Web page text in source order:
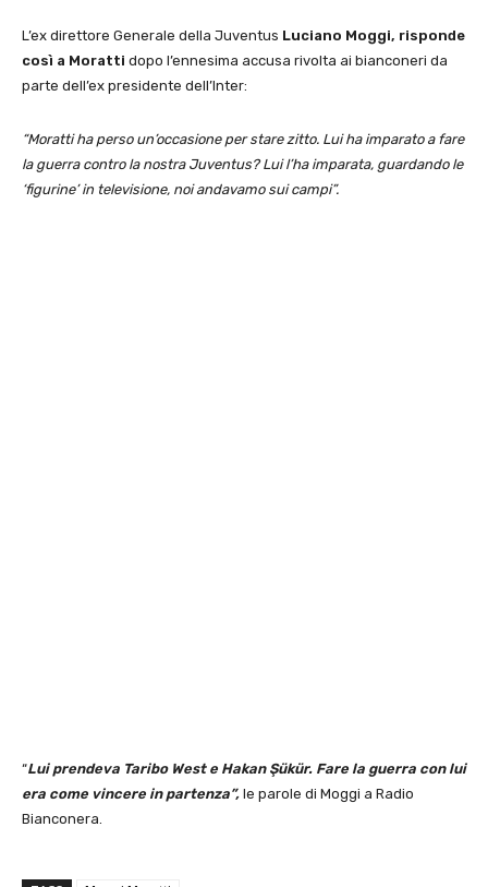
L’ex direttore Generale della Juventus Luciano Moggi, risponde
così a Moratti dopo l’ennesima accusa rivolta ai bianconeri da
parte dell’ex presidente dell’Inter:
“Moratti ha perso un’occasione per stare zitto. Lui ha imparato a fare
la guerra contro la nostra Juventus? Lui l’ha imparata, guardando le
‘figurine’ in televisione, noi andavamo sui campi”.
“Lui prendeva Taribo West e Hakan Şükür. Fare la guerra con lui
era come vincere in partenza”, le parole di Moggi a Radio
Bianconera.